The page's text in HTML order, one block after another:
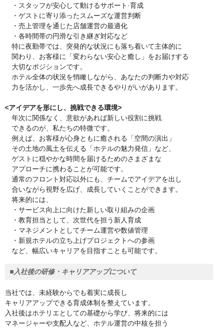
・スタッフが安心して動けるサボート·育成
・ゲストに寄り添ったスムーズな運営判断
・売上管理を通じた店舗運営の最適化
・各時間帯の円滑な引き継ぎ対応など
特に夜勤帯では、突発的な状況にも落ち着いて主体的に
関わり、お客様に「変わらない安心と癒し」をお届けする
大切なポジションです。
ホテル全体の状況を悄瞰しながら、あなたの判断力や対応
力を活かし、一歩先へ成長できるやりがいがあります。
<アイデアを形にし、挑戦できる環境>
年次に関係なく、意欲があれば新しい役割に挑戦
できるのが、私たちの特微です。
例えば、お客様が心身ともに癒される「空間の演出」
その土地の風土を伝える「ホテルの魅力発信」など、
ゲストに穏やかな時間を届けるためのさまざまな
アプローチに携わることが可能です。
通常のフロント対応以外にも、チームでアイデアを出し
合いながら視野を広げ、成長していくことができます。
将来的には、
・サービス向上に向けた新しい取り組みの企画
・教育担当として、次世代を担う新人育成
・マネジメントとしてチーム運営や数値管理
・新規ホテルの立ち上げプロジェクトへの参画
など、幅広いキャリアを目指すことも可能です。
■入社後の研修・キャリアアップについて
当社では、未経験からでも着実に成長し
キャリアアップできる育成体制を整えています。
入社後はホテリエとしての基礎から学び、将来的には
マネージャーや支配人など、ホテル運営の中核を担う